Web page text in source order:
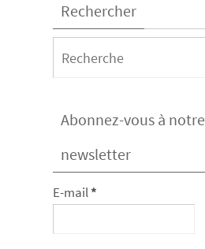
Rechercher
Abonnez-vous à notre
newsletter
E-mail*